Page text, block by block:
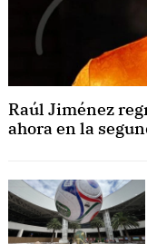
Raúl Jiménez
ahora en la